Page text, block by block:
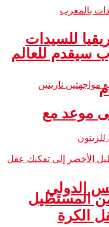
المغرب سيقدم للعالم
الدولي
للسيدات
موعد مع
المستطيل
الكرة